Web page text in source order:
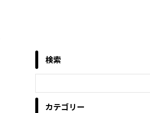
検索
カテゴリー